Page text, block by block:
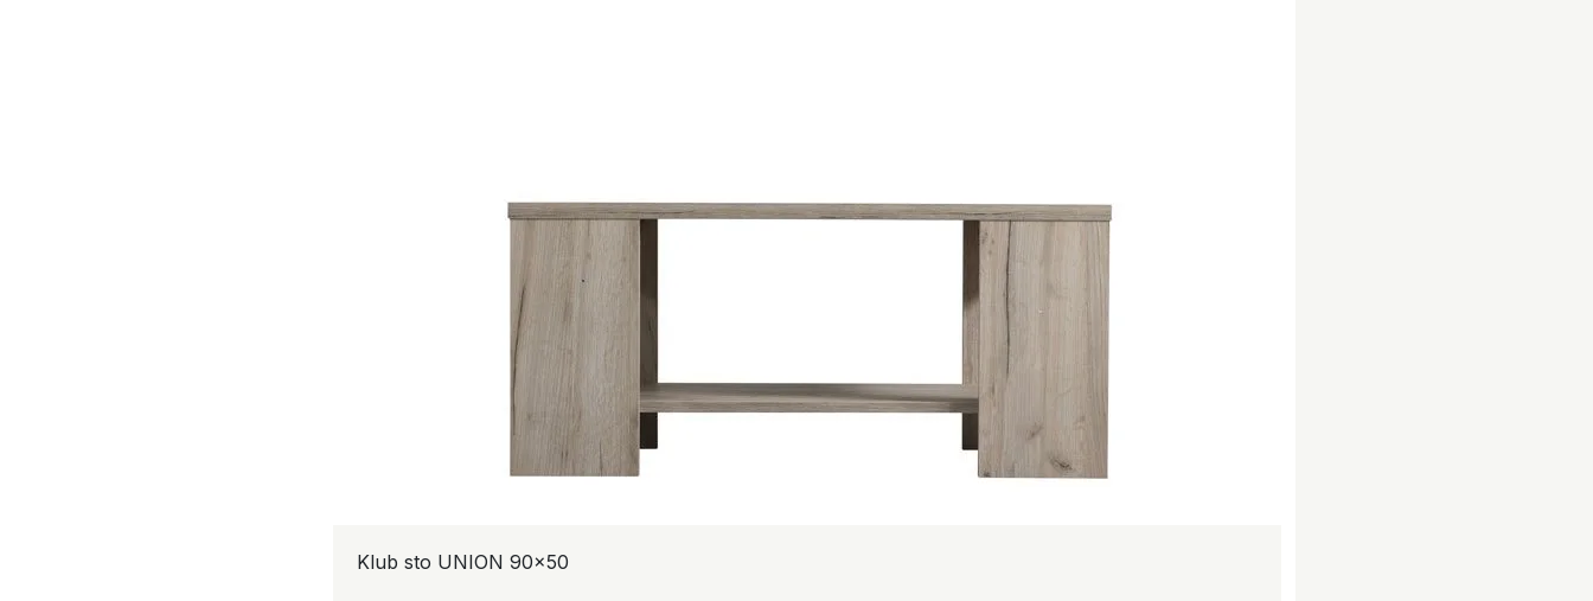
Klub sto UNION 90×50